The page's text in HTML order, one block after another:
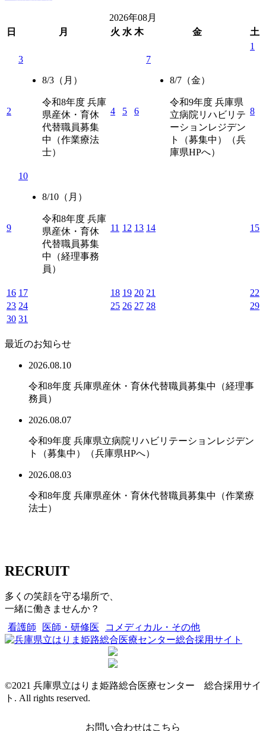
2026年08月
日
月 火 水 木 金
土
1
2
3
8/3 （月）
令和8年度 兵庫
県産休・育休
代替職員募集
中（作業療法
士）
4 5 6
7
8/7 （金）
令和9年度 兵庫県
立病院リハビリテ
ーションレジデン
ト（募集中）（兵
庫県HPへ）
8
9
10
8/10 （月）
令和8年度 兵庫
県産休・育休
代替職員募集
中（経理事務
員）
11 12 13 14 15
16 17 18 19 20 21
22
23 24 25 26 27 28
29
30 31
最近のお知らせ
2026.08.10
令和8年度 兵庫県産休・育休代替職員募集中（経理事
務員）
2026.08.07
令和9年度 兵庫県立病院リハビリテーションレジデン
ト（募集中）（兵庫県HPへ）
2026.08.03
令和8年度 兵庫県産休・育休代替職員募集中（作業療
法士）
RECRUIT
多くの笑顔を守る場所で、
一緒に働きませんか？
看護師
医師・研修医 コメディカル・その他
©2021 兵庫県立はりま姫路総合医療センター 総合採用サイ
ト. All rights reserved.
お問い合わせはこちら